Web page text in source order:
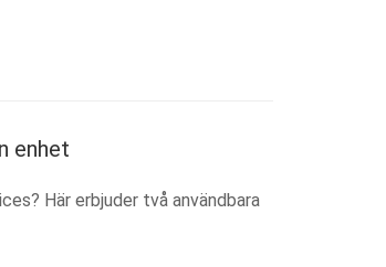
enhet
Här erbjuder två användbara